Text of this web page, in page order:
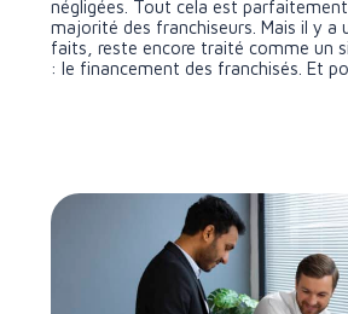
négligées. Tout cela est
majorité des franchiseurs. Mais il y a
faits, reste encore traité comme un
: le financement des franchisés. Et